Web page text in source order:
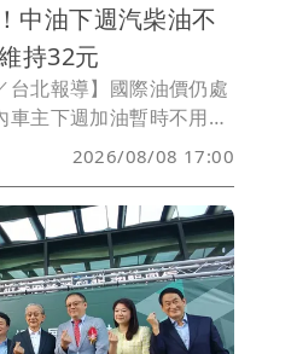
中油下週汽柴油不
持32元
台北報導】國際油價仍處
車主下週加油暫時不用多
今（8）日宣布，自下週
零時起至8月16日晚上12
價格全面維持不調整，92
30.5元、95無鉛汽油32.0
34.0元，超級柴油則為
2026/08/08 17:00